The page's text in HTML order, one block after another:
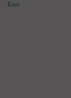
Блог